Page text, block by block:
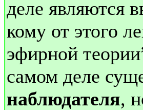
деле являются
кому от этого
эфирной
самом деле
наблюдателя,